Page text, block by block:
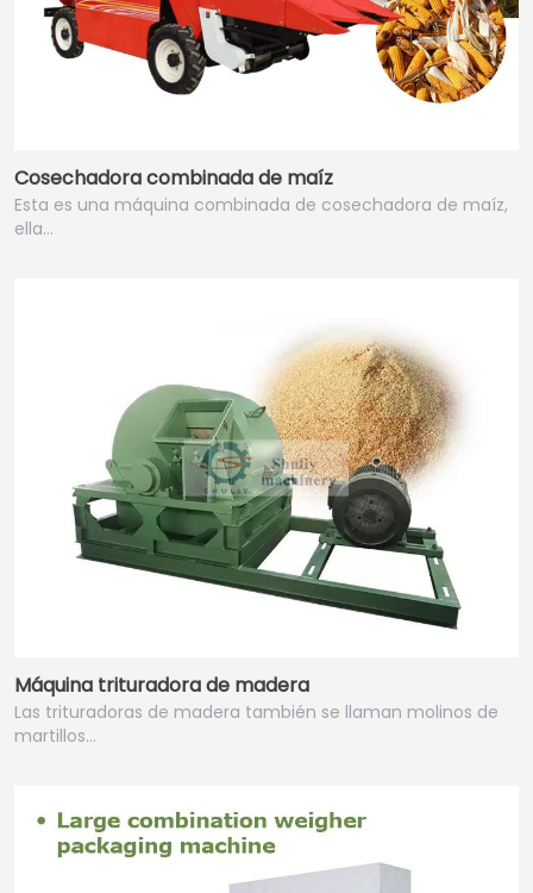
Cosechadora combinada de maíz
Esta es una máquina combinada de cosechadora de maíz,
ella…
Máquina trituradora de madera
Las trituradoras de madera también se llaman molinos de
martillos…